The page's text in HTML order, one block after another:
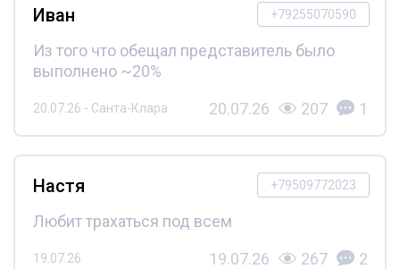
+79255070590
Иван
Из того что обещал представитель было
выполнено ~20%
20.07.26 - Санта-Клара 20.07.26 207 1
+79509772023
Настя
Любит трахаться под всем
19.07.26 19.07.26 267 2